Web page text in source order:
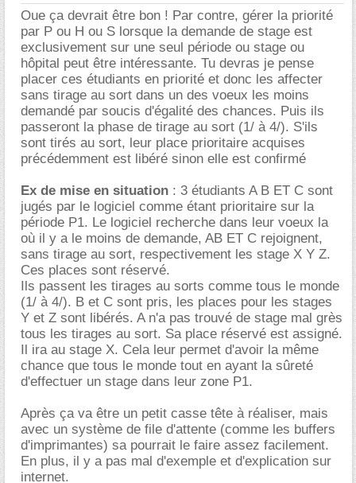
Oue ça devrait être bon ! Par contre, gérer la priorité
par P ou H ou S lorsque la demande de stage est
exclusivement sur une seul période ou stage ou
hôpital peut être intéressante. Tu devras je pense
placer ces étudiants en priorité et donc les affecter
sans tirage au sort dans un des voeux les moins
demandé par soucis d'égalité des chances. Puis ils
passeront la phase de tirage au sort (1/ à 4/). S'ils
sont tirés au sort, leur place prioritaire acquises
précédemment est libéré sinon elle est confirmé
Ex de mise en situation : 3 étudiants A B ET C sont
jugés par le logiciel comme étant prioritaire sur la
période P1. Le logiciel recherche dans leur voeux la
où il y a le moins de demande, AB ET C rejoignent,
sans tirage au sort, respectivement les stage X Y Z.
Ces places sont réservé.
Ils passent les tirages au sorts comme tous le monde
(1/ à 4/). B et C sont pris, les places pour les stages
Y et Z sont libérés. A n'a pas trouvé de stage mal grès
tous les tirages au sort. Sa place réservé est assigné.
Il ira au stage X. Cela leur permet d'avoir la même
chance que tous le monde tout en ayant la sûreté
d'effectuer un stage dans leur zone P1.
Après ça va être un petit casse tête à réaliser, mais
avec un système de file d'attente (comme les buffers
d'imprimantes) sa pourrait le faire assez facilement.
En plus, il y a pas mal d'exemple et d'explication sur
internet.